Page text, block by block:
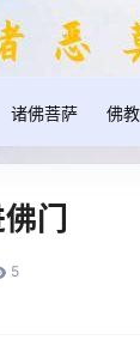
诸佛菩萨 佛
门
5